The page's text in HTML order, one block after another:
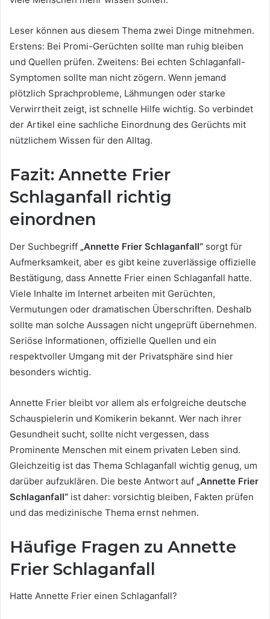
Leser können aus diesem Thema zwei Dinge mitnehmen.
Erstens: Bei Promi-Gerüchten sollte man ruhig bleiben
und Quellen prüfen. Zweitens: Bei echten Schlaganfall-
Symptomen sollte man nicht zögern. Wenn jemand
plötzlich Sprachprobleme, Lähmungen oder starke
Verwirrtheit zeigt, ist schnelle Hilfe wichtig. So verbindet
der Artikel eine sachliche Einordnung des Gerüchts mit
nützlichem Wissen für den Alltag.
Fazit: Annette Frier
Schlaganfall richtig
einordnen
Der Suchbegriff „Annette Frier Schlaganfall“ sorgt für
Aufmerksamkeit, aber es gibt keine zuverlässige offizielle
Bestätigung, dass Annette Frier einen Schlaganfall hatte.
Viele Inhalte im Internet arbeiten mit Gerüchten,
Vermutungen oder dramatischen Überschriften. Deshalb
sollte man solche Aussagen nicht ungeprüft übernehmen.
Seriöse Informationen, offizielle Quellen und ein
respektvoller Umgang mit der Privatsphäre sind hier
besonders wichtig.
Annette Frier bleibt vor allem als erfolgreiche deutsche
Schauspielerin und Komikerin bekannt. Wer nach ihrer
Gesundheit sucht, sollte nicht vergessen, dass
Prominente Menschen mit einem privaten Leben sind.
Gleichzeitig ist das Thema Schlaganfall wichtig genug, um
darüber aufzuklären. Die beste Antwort auf „Annette Frier
Schlaganfall“ ist daher: vorsichtig bleiben, Fakten prüfen
und das medizinische Thema ernst nehmen.
Häufige Fragen zu Annette
Frier Schlaganfall
Hatte Annette Frier einen Schlaganfall?